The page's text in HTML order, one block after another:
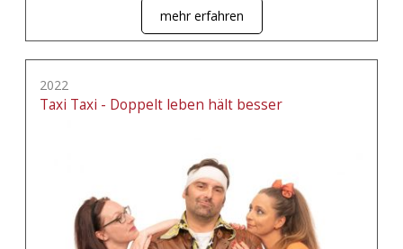
mehr erfahren
2022
Taxi Taxi - Doppelt leben hält besser